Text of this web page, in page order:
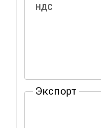
НДС
Экспорт